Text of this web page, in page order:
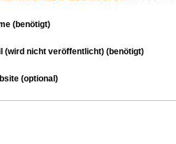
(benötigt)
(wird nicht veröffentlicht) (benötigt)
(optional)